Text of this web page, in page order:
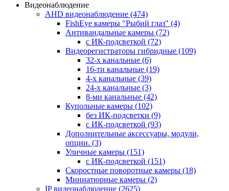
Видеонаблюдение
AHD видеонаблюдение (474)
FishEye камеры "Рыбий глаз" (4)
Антивандальные камеры (72)
с ИК-подсветкой (72)
Видеорегистраторы гибридные (109)
32-х канальные (6)
16-ти канальные (19)
4-х канальные (39)
24-х канальные (3)
8-ми канальные (42)
Купольные камеры (102)
без ИК-подсветки (9)
с ИК-подсветкой (93)
Дополнительные аксессуары, модули,
опции. (3)
Уличные камеры (151)
с ИК-подсветкой (151)
Скоростные поворотные камеры (18)
Миниатюрные камеры (2)
IP видеонаблюдение (2625)